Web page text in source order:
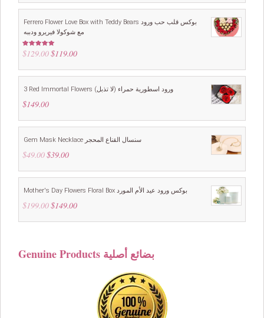
was:
is:
Ferrero Flower Love Box with Teddy Bears بوكس قلب حب ورود
مع شوكولا فيريرو ودببه
Rated 5.00
out of 5
$129.00 Original
was:
$119.00Current
is:
3 Red Immortal Flowers ورود اسطورية حمراء (لا تذبل)
$149.00
Gem Mask Necklace سنسال القناع المحجر
$49.00 Original
was:
$39.00Current
is:
Mother's Day Flowers Floral Box بوكس ورود عيد الأم المورد
$199.00 Original
was:
$149.00Current
is:
Genuine Products بضائع أصلية